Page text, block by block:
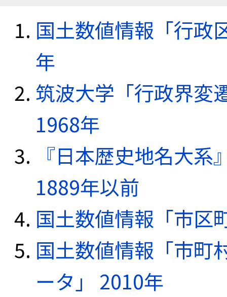
国土数値情報「行政
年
筑波大学「行政界変
1968年
『日本歴史地名大
1889年以前
国土数値情報「市区
国土数値情報「市町
ータ」 2010年